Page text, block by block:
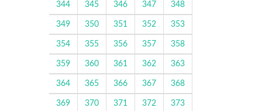
344 345 346 347 348
349 350 351 352 353
354 355 356 357 358
359 360 361 362 363
364 365 366 367 368
369 370 371 372 373